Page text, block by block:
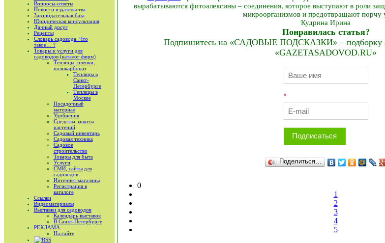
Вопросы-ответы
Новости издательства
Законодательная база
Юридическая консультация
Дачный досуг
Рецепты
Словарь садовода. Что
такое… ?
Товары и услуги для
садоводов (каталог фирм)
Теплицы, пленки,
поликарбонат
Теплицы в
Санкт-
Петербурге
Теплицы в
Москве
Посадочный
материал
Удобрения
Средства защиты
растений
Садовый инвентарь
Садовая техника
Садовое
строительство
Товары для быта
Услуги
СМИ, сайты для
садоводов
Интернет магазины
Регистрация в
каталоге
Ссылки
Видеоматериалы
Выставки для садоводов
Календарь выставок
В Санкт-Петербурге
РЕКЛАМА
На сайте
RSS
вырабатываются фитоалексины – соединения, которое выступают в роли
микроорганизмов и предотвращают порчу
Кудрина Ирина
Понравилась статья?
Подпишитесь на «САДОВЫЕ ПОДСКАЗКИ» – подборку
«GAZETASADOVOD.RU»
*
Подписаться
Поделиться…
0
1
2
3
4
5